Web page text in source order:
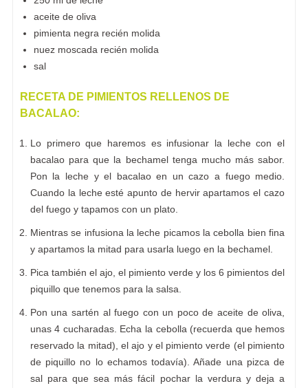
aceite de oliva
pimienta negra recién molida
nuez moscada recién molida
sal
RECETA DE PIMIENTOS RELLENOS DE
BACALAO:
Lo primero que haremos es infusionar la leche con el
bacalao para que la bechamel tenga mucho más sabor.
Pon la leche y el bacalao en un cazo a fuego medio.
Cuando la leche esté apunto de hervir apartamos el cazo
del fuego y tapamos con un plato.
Mientras se infusiona la leche picamos la cebolla bien fina
y apartamos la mitad para usarla luego en la bechamel.
Pica también el ajo, el pimiento verde y los 6 pimientos del
piquillo que tenemos para la salsa.
Pon una sartén al fuego con un poco de aceite de oliva,
unas 4 cucharadas. Echa la cebolla (recuerda que hemos
reservado la mitad), el ajo y el pimiento verde (el pimiento
de piquillo no lo echamos todavía). Añade una pizca de
sal para que sea más fácil pochar la verdura y deja a